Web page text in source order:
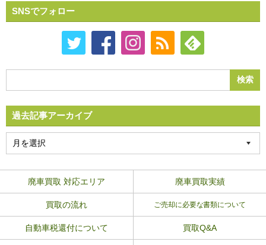
SNSでフォロー
過去記事アーカイブ
廃車買取 対応エリア 廃車買取実績
買取の流れ ご売却に必要な書類について
自動車税還付について 買取Q&A